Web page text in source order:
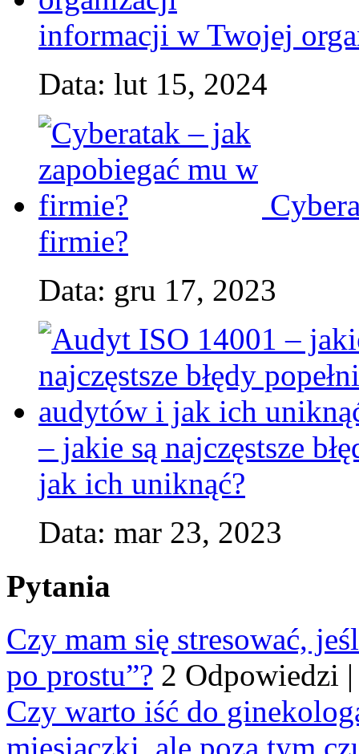
informacji w Twojej
Data: lut 15, 2024
firmie?
Data: gru 17, 2023
– jakie są najczęstsze
jak ich uniknąć?
Data: mar 23, 2023
Pytania
Czy mam się stresować,
po prostu”? 2 Odpowiedzi
Czy warto iść do
miesiączki, ale poza tym